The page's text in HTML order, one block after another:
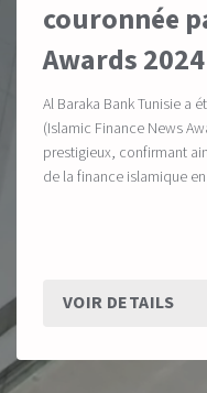
couronnée
Awards 2024
Al Baraka Bank Tunisie a
(Islamic Finance News
prestigieux, confirmant
de la finance islamique en
VOIR DETAILS